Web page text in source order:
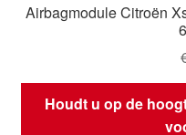
Airbagmodule Citroën
Houdt u op de